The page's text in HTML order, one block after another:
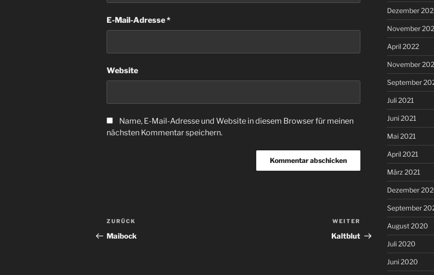
E-Mail-Adresse*
Website
Name, E-Mail-Adresse und Website in diesem Browser für meinen
nächsten Kommentar speichern.
Beitragsnavigation
Vorheriger
Beitrag
ZURÜCK
Maibock
Nächster
Beitrag
WEITER
Kaltblut
Dezember
November
April 2022
November
September
Juli 2021
Juni 2021
Mai 2021
April 2021
März 2021
Dezember
September
August 2020
Juli 2020
Juni 2020